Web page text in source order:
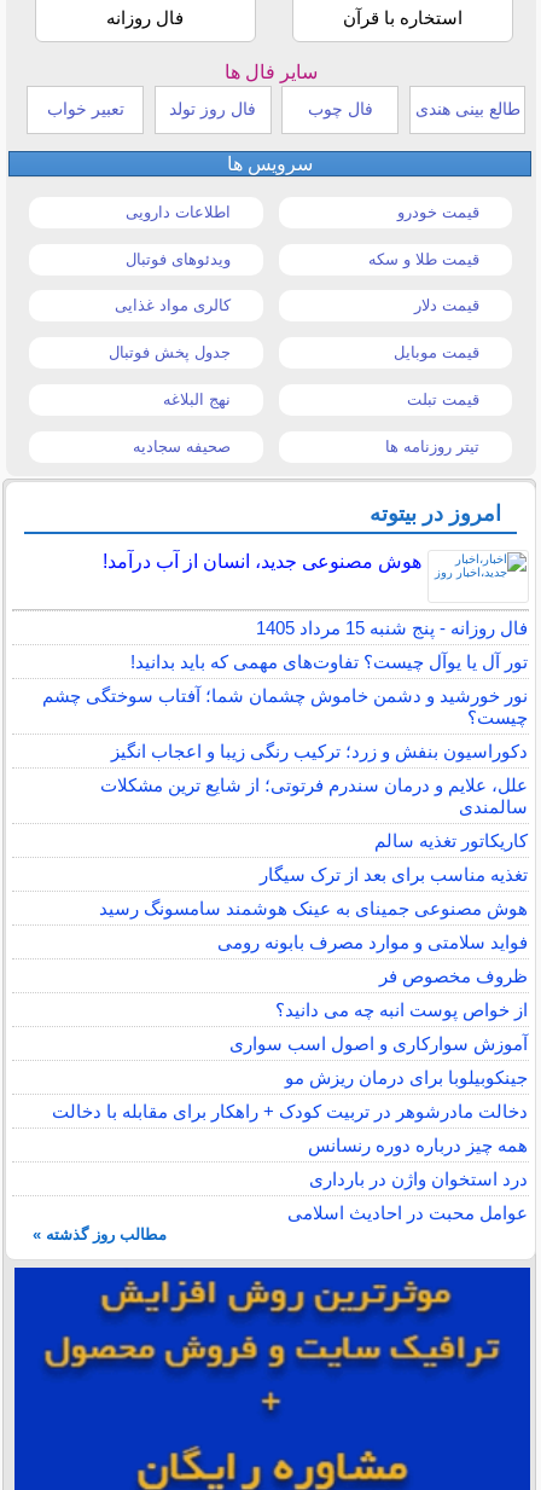
استخاره با قرآن فال روزانه
سایر فال ها
طالع بینی هندی فال چوب فال روز تولد تعبیر خواب
سرویس ها
قیمت خودرو اطلاعات دارویی
قیمت طلا و سکه ویدئوهای فوتبال
قیمت دلار کالری مواد غذایی
قیمت موبایل جدول پخش فوتبال
قیمت تبلت نهج البلاغه
تیتر روزنامه ها صحیفه سجادیه
امروز در بیتوته
هوش مصنوعی جدید، انسان از آب درآمد!
فال روزانه - پنج شنبه 15 مرداد 1405
تور آل یا یوآل چیست؟ تفاوت‌های مهمی که باید بدانید!
نور خورشید و دشمن خاموش چشمان شما؛ آفتاب سوختگی چشم
چیست؟
دکوراسیون بنفش و زرد؛ ترکیب رنگی زیبا و اعجاب انگیز
علل، علایم و درمان سندرم فرتوتی؛ از شایع ترین مشکلات
سالمندی
کاریکاتور تغذیه سالم
تغذیه مناسب برای بعد از ترک سیگار
هوش مصنوعی جمینای به عینک هوشمند سامسونگ رسید
فواید سلامتی و موارد مصرف بابونه رومی
ظروف مخصوص فر
از خواص پوست انبه چه می دانید؟
آموزش سوارکاری و اصول اسب سواری
جینکوبیلوبا برای درمان ریزش مو
دخالت مادرشوهر در تربیت کودک + راهکار برای مقابله با دخالت
همه چیز درباره دوره رنسانس
درد استخوان واژن در بارداری
عوامل محبت در احادیث اسلامى
مطالب روز گذشته »